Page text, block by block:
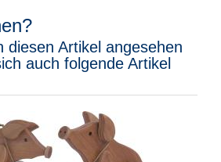
diesen Artikel angesehen
auch folgende Artikel